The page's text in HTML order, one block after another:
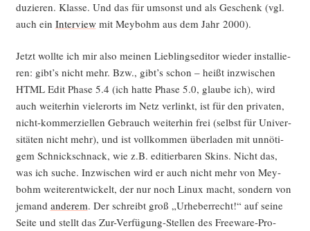
du­zie­ren. Klas­se. Und das für umsonst und als Geschenk (vgl.
auch ein Inter­viewmit Mey­bohm aus dem Jahr 2000).
Jetzt woll­te ich mir also mei­nen Lieb­lings­edi­tor wie­der instal­lie­
ren: gibt’s nicht mehr. Bzw., gibt’s schon – heißt inzwi­schen
HTML Edit Pha­se 5.4 (ich hat­te Pha­se 5.0, glau­be ich), wird
auch wei­ter­hin vie­ler­orts im Netz ver­linkt, ist für den pri­va­ten,
nicht-kom­mer­zi­el­len Gebrauch wei­ter­hin frei (selbst für Uni­ver­
si­tä­ten nicht mehr), und ist voll­kom­men über­la­den mit unnö­ti­
gem Schnick­schnack, wie z.B. edi­tier­ba­ren Skins. Nicht das,
was ich suche. Inzwi­schen wird er auch nicht mehr von Mey­
bohm wei­ter­ent­wi­ckelt, der nur noch Linux macht, son­dern von
jemand ande­rem. Der schreibt groß „Urhe­ber­recht!“ auf sei­ne
Sei­te und stellt das Zur-Ver­fü­gung-Stel­len des Free­ware-Pro­